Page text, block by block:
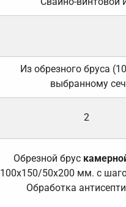
Из обрезного бруса
выбранному
2
Обрезной брус
100х150/50х200 мм. с
Обработка